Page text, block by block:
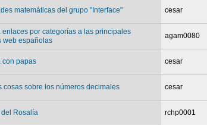
matemáticas del grupo "Interface" cesar
enlaces por categorías a las principales
web españolas
agam0080
con papas cesar
cosas sobre los números decimales cesar
del Rosalía rchp0001